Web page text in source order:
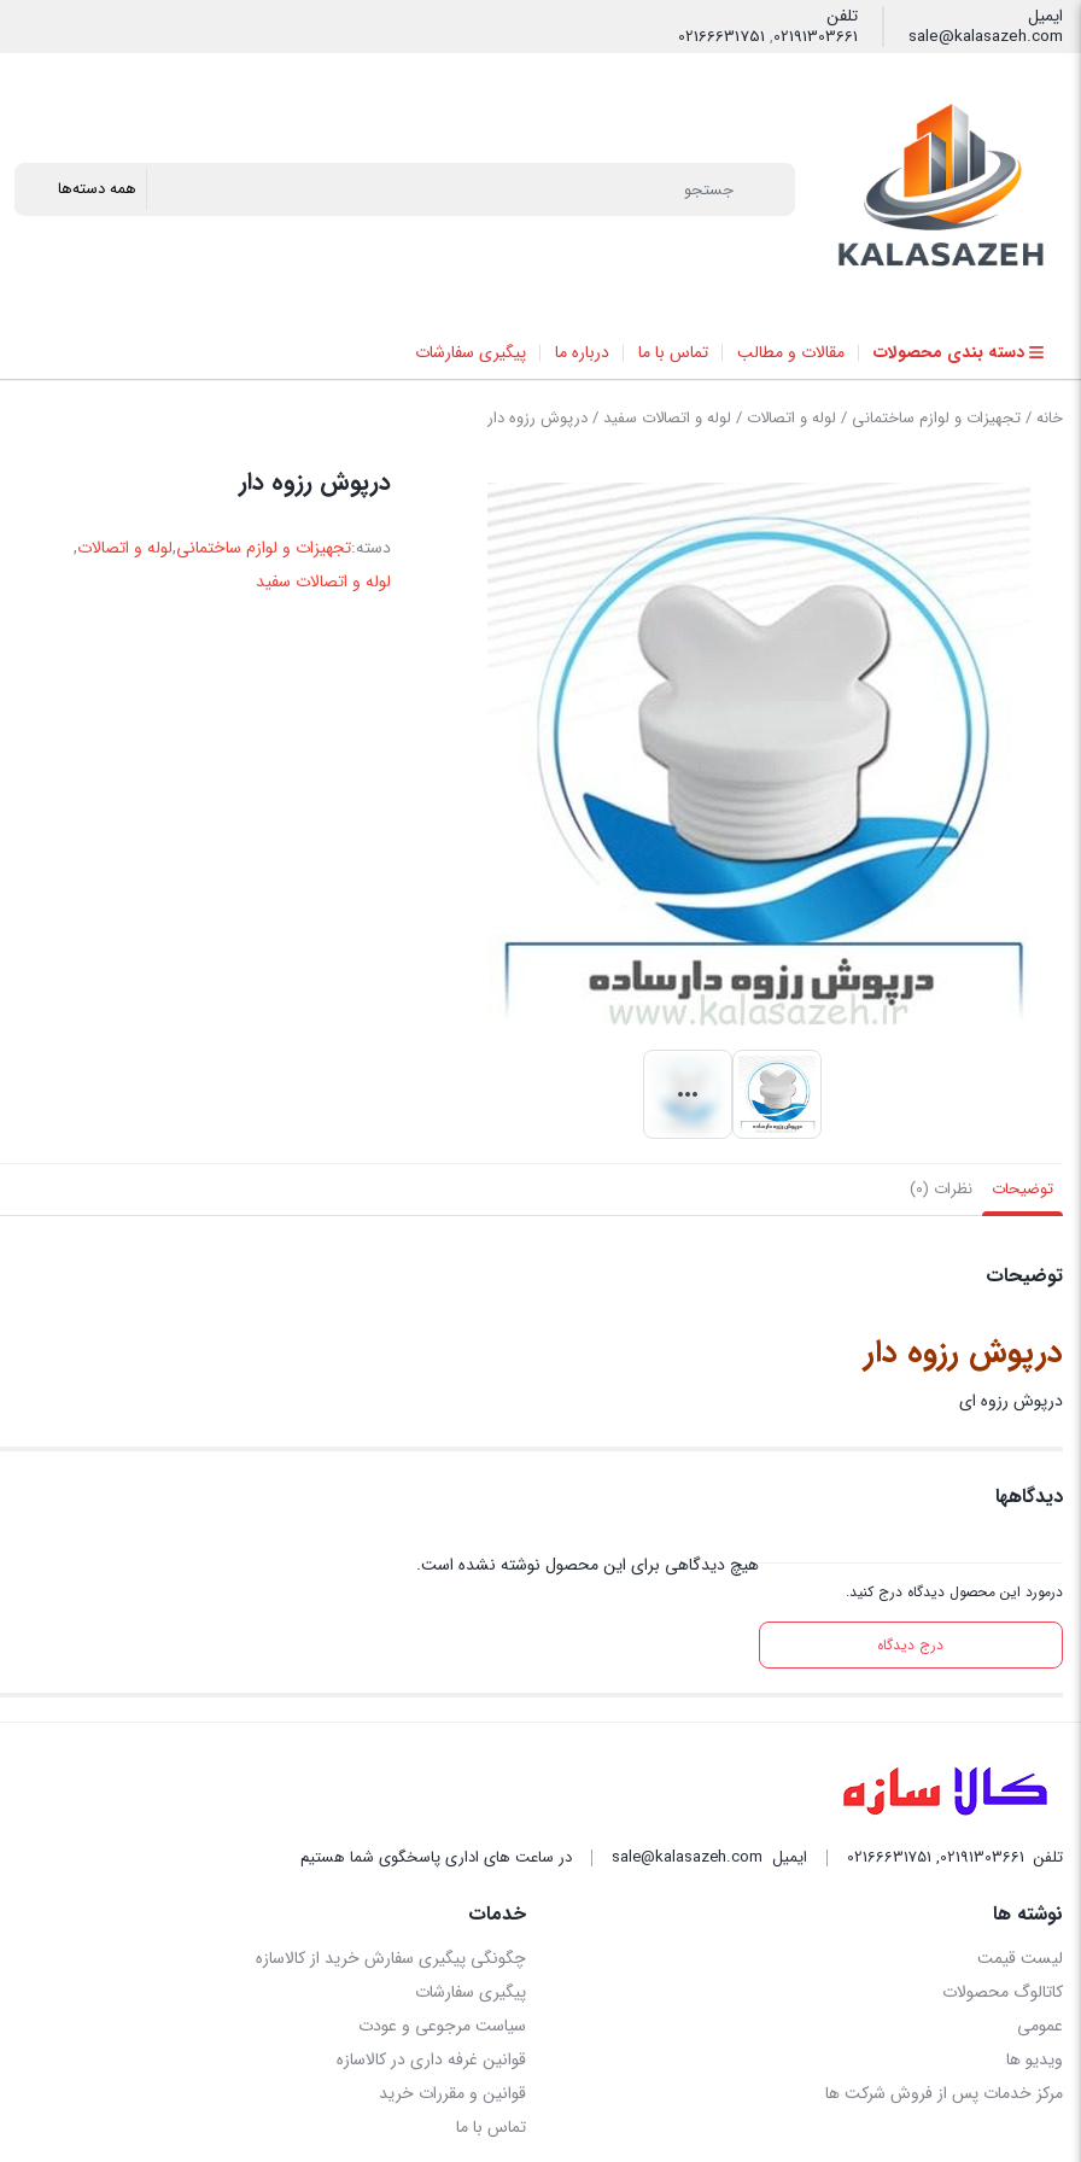
ایمیل
sale@kalasazeh.com
تلفن
02191303661
,
02166631751
دسته بندی محصولات مقالات و مطالب تماس با ما درباره ما پیگیری سفارشات
خانه/تجهیزات و لوازم ساختمانی / لوله و اتصالات / لوله و اتصالات سفید / درپوش رزوه دار
درپوش رزوه دار
دسته:تجهیزات و لوازم ساختمانی,لوله و اتصالات,
لوله و اتصالات سفید
توضیحات نظرات (0)
توضیحات
درپوش رزوه دار
درپوش رزوه ای
دیدگاهها
درمورد این محصول دیدگاه درج کنید.
درج دیدگاه
هیچ دیدگاهی برای این محصول نوشته نشده است.
تلفن 02191303661
,
02166631751 ایمیل sale@kalasazeh.com در ساعت های اداری پاسخگوی شما هستیم
نوشته ها
لیست قیمت
کاتالوگ محصولات
عمومی
ویدیو ها
مرکز خدمات پس از فروش شرکت ها
خدمات
چگونگی پیگیری سفارش خرید از کالاسازه
پیگیری سفارشات
سیاست مرجوعی و عودت
قوانین غرفه داری در کالاسازه
قوانین و مقررات خرید
تماس با ما